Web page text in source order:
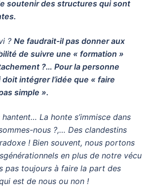
soutenir des structures qui sont
? Ne faudrait-il pas donner aux
de suivre une « formation »
?… Pour la personne
intégrer l’idée que « faire
simple ».
La honte s’immisce dans
nous ?,… Des clandestins
! Bien souvent, nous portons
en plus de notre vécu
pas toujours à faire la part des
est de nous ou non !